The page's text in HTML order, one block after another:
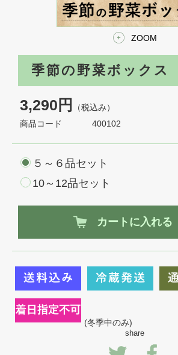
ZOOM
季節の野菜ボックス
3,290円
（税込み）
商品コード
400102
５～６品セット
10～12品セット
カートに入れる
(冬季中のみ)
share